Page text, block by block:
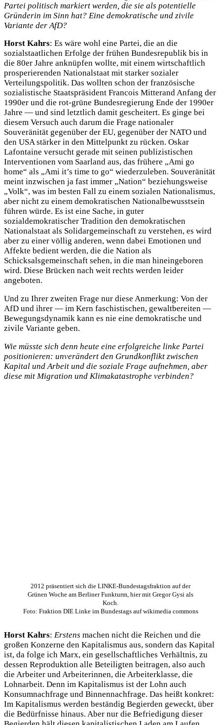
Partei politisch markiert werden, die sie als potentielle
Gründerin im Sinn hat? Eine demokratische und zivile
Variante der AfD?
Horst Kahrs: Es wäre wohl eine Partei, die an die
sozialstaatlichen Erfolge der frühen Bundesrepublik bis in
die 80er Jahre anknüpfen wollte, mit einem wirtschaftlich
prosperierenden Nationalstaat mit starker sozialer
Verteilungspolitik. Das wollten schon der französische
sozialistische Staatspräsident Francois Mitterand Anfang der
1990er und die rot-grüne Bundesregierung Ende der 1990er
Jahre — und sind letztlich damit gescheitert. Es ginge bei
diesem Versuch auch darum die Frage nationaler
Souveränität gegenüber der EU, gegenüber der NATO und
den USA stärker in den Mittelpunkt zu rücken. Oskar
Lafontaine versucht gerade mit seinen publizistischen
Interventionen vom Saarland aus, das frühere „Ami go
home“ als „Ami it’s time to go“ wiederzuleben. Souveränität
meint inzwischen ja fast immer „Nation“ beziehungsweise
„Volk“, was im besten Fall zu einem sozialen Nationalismus,
aber nicht zu einem demokratischen Nationalbewusstsein
führen würde. Es ist eine Sache, in guter
sozialdemokratischer Tradition den demokratischen
Nationalstaat als Solidargemeinschaft zu verstehen, es wird
aber zu einer völlig anderen, wenn dabei Emotionen und
Affekte bedient werden, die die Nation als
Schicksalsgemeinschaft sehen, in die man hineingeboren
wird. Diese Brücken nach weit rechts werden leider
angeboten.
Und zu Ihrer zweiten Frage nur diese Anmerkung: Von der
AfD und ihrer — im Kern faschistischen, gewaltbereiten —
Bewegungsdynamik kann es nie eine demokratische und
zivile Variante geben.
Wie müsste sich denn heute eine erfolgreiche linke Partei
positionieren: unverändert den Grundkonflikt zwischen
Kapital und Arbeit und die soziale Frage aufnehmen, aber
diese mit Migration und Klimakatastrophe verbinden?
2012 präsentiert sich die LINKE-Bundestagsfraktion auf der
Grünen Woche am Berliner Funkturm, hier mit Gregor Gysi als
Koch.
Foto: Fraktion DIE Linke im Bundestags auf wikimedia commons
Horst Kahrs: Erstens machen nicht die Reichen und die
großen Konzerne den Kapitalismus aus, sondern das Kapital
ist, da folge ich Marx, ein gesellschaftliches Verhältnis, zu
dessen Reproduktion alle Beteiligten beitragen, also auch
die Arbeiter und Arbeiterinnen, die Arbeiterklasse, die
Lohnarbeit. Denn im Kapitalismus ist der Lohn auch
Konsumnachfrage und Binnennachfrage. Das heißt konkret:
Im Kapitalismus werden beständig Begierden geweckt, über
die Bedürfnisse hinaus. Aber nur die Befriedigung dieser